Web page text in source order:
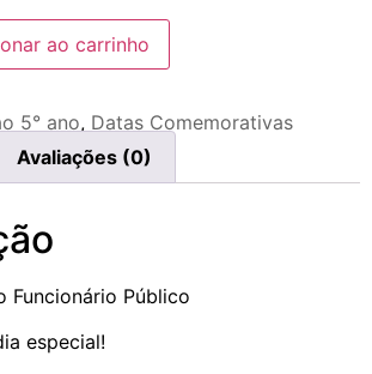
ao carrinho
5° ano, Datas Comemorativas
Avaliações (0)
Funcionário Público
especial!